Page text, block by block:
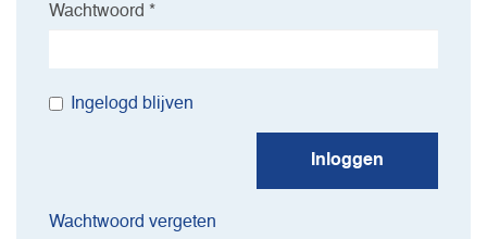
Wachtwoord *
Ingelogd blijven
Inloggen
Wachtwoord vergeten